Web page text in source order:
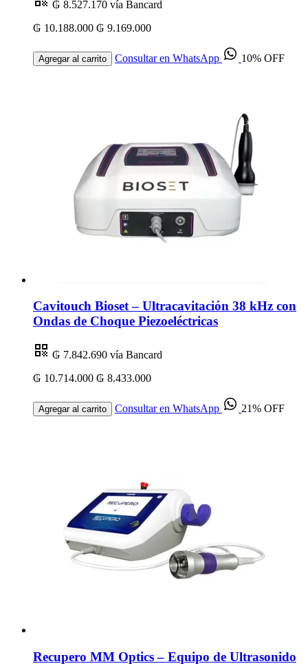
₲ 8.527.170 vía Bancard
₲ 10.188.000 ₲ 9.169.000
Agregar al carrito Consultar en WhatsApp 10% OFF
Cavitouch Bioset – Ultracavitación 38 kHz con
Ondas de Choque Piezoeléctricas
₲ 7.842.690 vía Bancard
₲ 10.714.000 ₲ 8.433.000
Agregar al carrito Consultar en WhatsApp 21% OFF
Recupero MM Optics – Equipo de Ultrasonido